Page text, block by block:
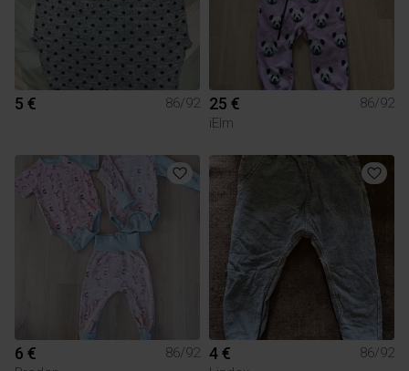
5 € 86/92 25 €
86/92
iElm
6 €
86/92 4 €
86/92